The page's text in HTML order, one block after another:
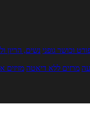
וכושר גופני נשים, הריון
מרזים ללא דיאטה מזיזים